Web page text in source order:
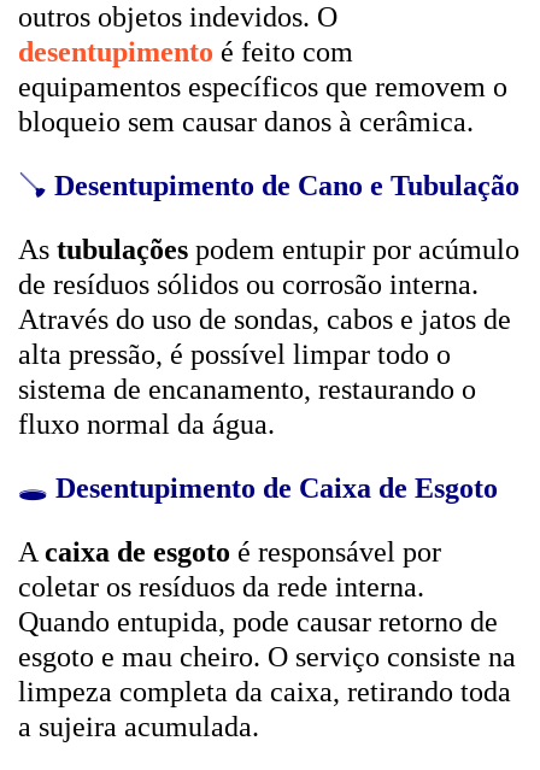
outros objetos indevidos. O
desentupimento é feito com
equipamentos específicos que removem o
bloqueio sem causar danos à cerâmica.
🪠 Desentupimento de Cano e Tubulação
As tubulações podem entupir por acúmulo
de resíduos sólidos ou corrosão interna.
Através do uso de sondas, cabos e jatos de
alta pressão, é possível limpar todo o
sistema de encanamento, restaurando o
fluxo normal da água.
🕳️ Desentupimento de Caixa de Esgoto
A caixa de esgoto é responsável por
coletar os resíduos da rede interna.
Quando entupida, pode causar retorno de
esgoto e mau cheiro. O serviço consiste na
limpeza completa da caixa, retirando toda
a sujeira acumulada.